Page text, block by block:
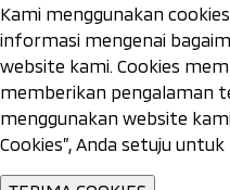
Kami menggunakan
informasi mengenai
website kami. Cookies
memberikan pengalaman
menggunakan website
Cookies”, Anda setuju